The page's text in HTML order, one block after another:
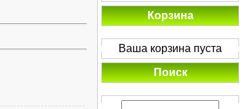
Корзина
Ваша корзина пуста
Поиск